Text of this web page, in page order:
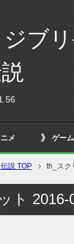
ブ
メ ゲーム
説 TOP th_スク
ト 2016-